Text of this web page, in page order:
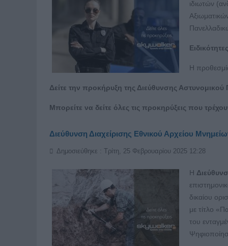
ιδιωτών
Η
Δείτε την προκήρυξη της Διεύθυνσης
Μπορείτε να δείτε όλες τις προκηρύξεις που
Διεύθυνση Διαχείρισης Εθνικού Αρχείου
Δημοσιεύθηκε : Τρίτη, 25 Φεβρουαρίου 2025 12:28
Η
δικαίου
με τίτλο
του